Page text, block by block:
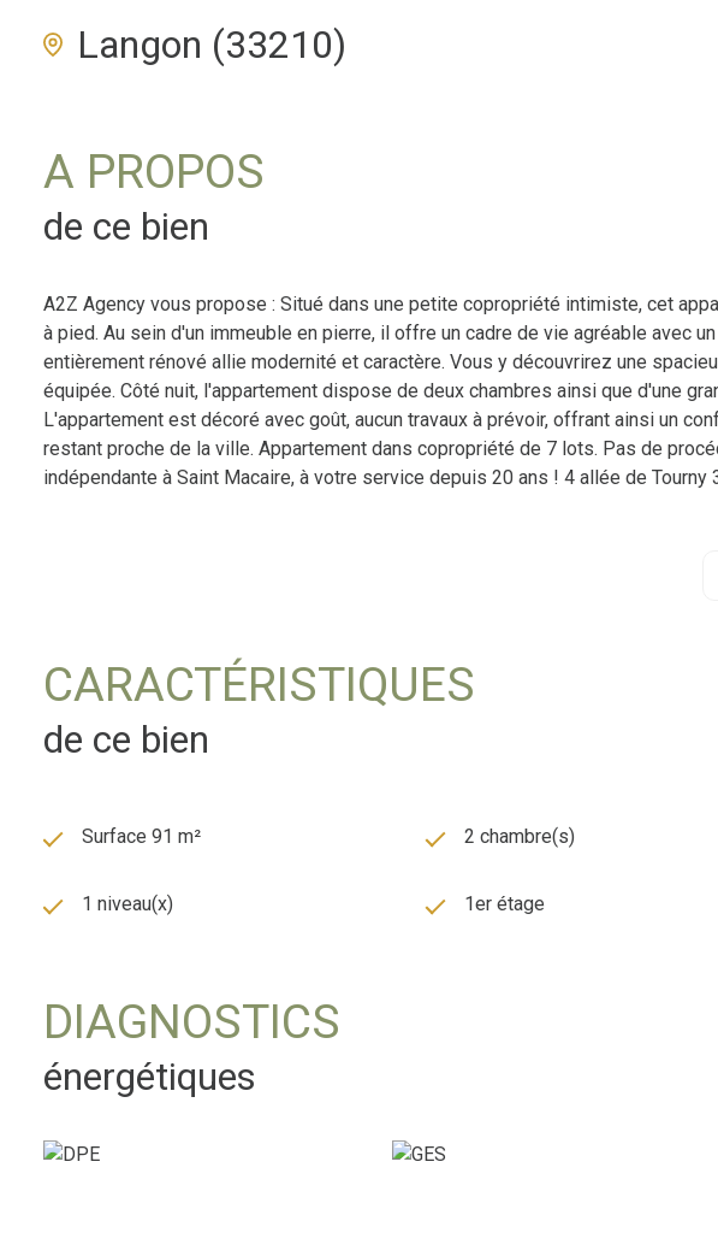
Langon (33210)
A PROPOS
de ce bien
A2Z Agency vous propose : Situé dans une petite copropriété intimiste, cet
à pied. Au sein d'un immeuble en pierre, il offre un cadre de vie agréable avec
entièrement rénové allie modernité et caractère. Vous y découvrirez une
équipée. Côté nuit, l'appartement dispose de deux chambres ainsi que d'une
L'appartement est décoré avec goût, aucun travaux à prévoir, offrant ainsi un
restant proche de la ville. Appartement dans copropriété de 7 lots. Pas de
indépendante à Saint Macaire, à votre service depuis 20 ans ! 4 allée de
CARACTÉRISTIQUES
de ce bien
Surface 91 m² 2 chambre(s)
1 niveau(x) 1er étage
DIAGNOSTICS
énergétiques